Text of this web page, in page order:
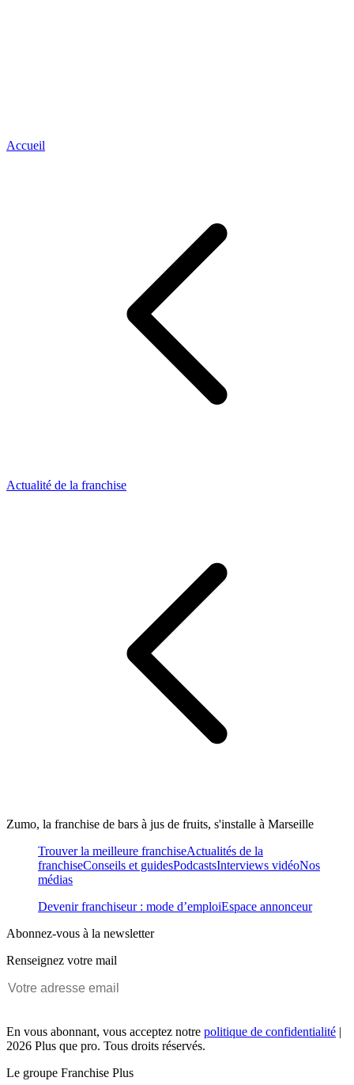
Accueil
Actualité de la franchise
Zumo, la franchise de bars à jus de fruits, s'installe à Marseille
Trouver la meilleure franchiseActualités de la
franchiseConseils et guidesPodcastsInterviews vidéoNos
médias
Devenir franchiseur : mode d’emploiEspace annonceur
Abonnez-vous à la newsletter
Renseignez votre mail
En vous abonnant, vous acceptez notre politique de confidentialité |
2026 Plus que pro. Tous droits réservés.
Le groupe Franchise Plus